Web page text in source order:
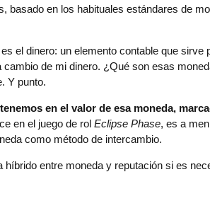
en los habituales estándares de
el dinero: un elemento contable que
de mi dinero. ¿Qué son esas
Y punto.
en el valor de esa moneda,
en el juego de rolEclipse Phase, es a
como método de intercambio.
entre moneda y reputación si es